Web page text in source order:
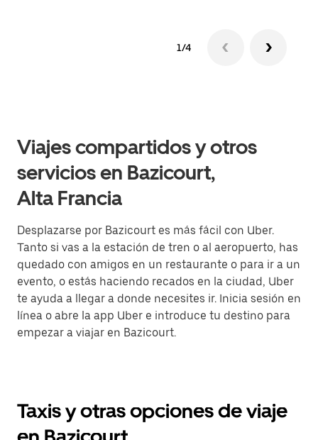
1/4
Viajes compartidos y otros
servicios en Bazicourt,
Alta Francia
Desplazarse por Bazicourt es más fácil con Uber.
Tanto si vas a la estación de tren o al aeropuerto, has
quedado con amigos en un restaurante o para ir a un
evento, o estás haciendo recados en la ciudad, Uber
te ayuda a llegar a donde necesites ir. Inicia sesión en
línea o abre la app Uber e introduce tu destino para
empezar a viajar en Bazicourt.
Taxis y otras opciones de viaje